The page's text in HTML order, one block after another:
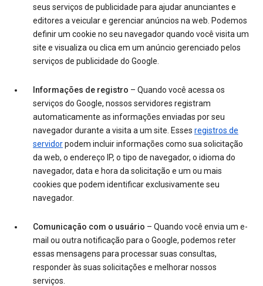
seus serviços de publicidade para ajudar anunciantes e
editores a veicular e gerenciar anúncios na web. Podemos
definir um cookie no seu navegador quando você visita um
site e visualiza ou clica em um anúncio gerenciado pelos
serviços de publicidade do Google.
Informações de registro – Quando você acessa os
serviços do Google, nossos servidores registram
automaticamente as informações enviadas por seu
navegador durante a visita a um site. Esses registros de
servidorpodem incluir informações como sua solicitação
da web, o endereço IP, o tipo de navegador, o idioma do
navegador, data e hora da solicitação e um ou mais
cookies que podem identificar exclusivamente seu
navegador.
Comunicação com o usuário – Quando você envia um e-
mail ou outra notificação para o Google, podemos reter
essas mensagens para processar suas consultas,
responder às suas solicitações e melhorar nossos
serviços.